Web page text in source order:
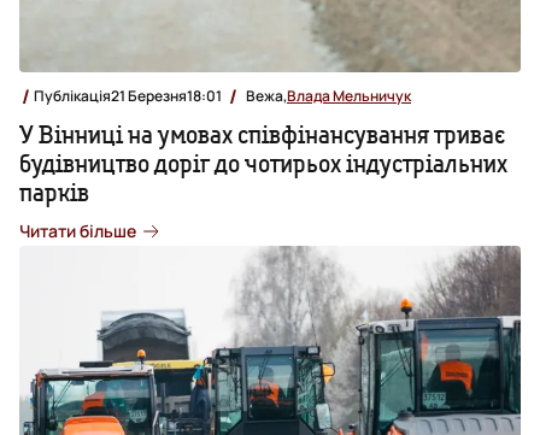
Публікація21 Березня18:01 Вежа,Влада Мельничук
У Вінниці на умовах співфінансування триває
будівництво доріг до чотирьох індустріальних
парків
Читати більше